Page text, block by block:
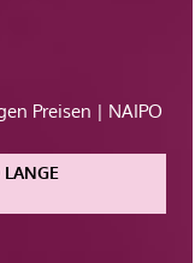
Preisen | NAIPO